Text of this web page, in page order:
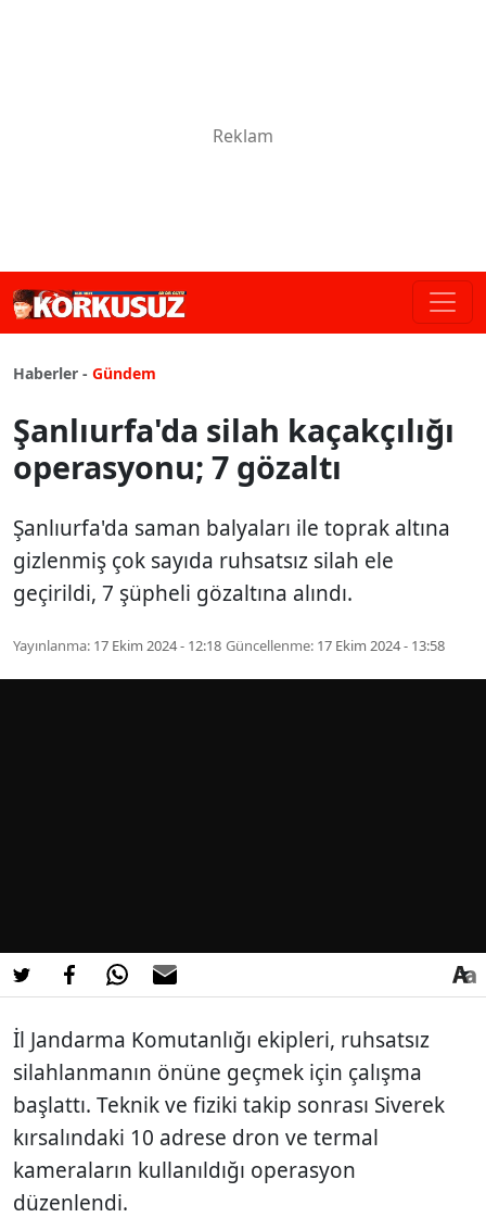
Haberler - Gündem
Şanlıurfa'da silah kaçakçılığı
operasyonu; 7 gözaltı
Şanlıurfa'da saman balyaları ile toprak altına
gizlenmiş çok sayıda ruhsatsız silah ele
geçirildi, 7 şüpheli gözaltına alındı.
Yayınlanma: 17 Ekim 2024 - 12:18 Güncellenme: 17 Ekim 2024 - 13:58
İl Jandarma Komutanlığı ekipleri, ruhsatsız
silahlanmanın önüne geçmek için çalışma
başlattı. Teknik ve fiziki takip sonrası Siverek
kırsalındaki 10 adrese dron ve termal
kameraların kullanıldığı operasyon
düzenlendi.